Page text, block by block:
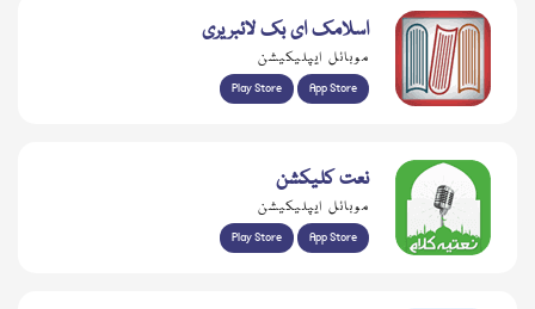
اسلامک ای بک لائبریری
موبائل ایپلیکیشن
Play Store App Store
نعت کلیکشن
موبائل ایپلیکیشن
Play Store App Store